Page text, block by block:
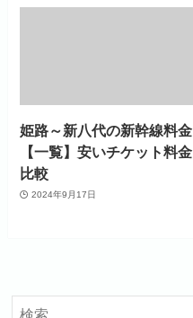
姫路～新八代の新幹線料金
【一覧】安いチケット料金
比較
2024年9月17日